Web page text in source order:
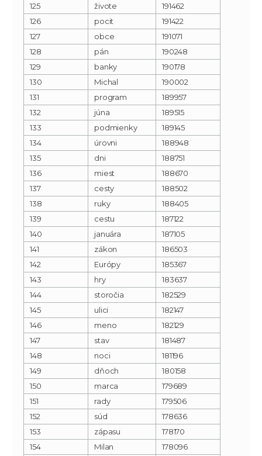
125
živote
191462
126
pocit
191422
127
obce
191071
128
pán
190248
129
banky
190178
130
Michal
190002
131
program
189957
132
júna
189515
133
podmienky
189145
134
úrovni
188948
135
dni
188751
136
miest
188670
137
cesty
188502
138
ruky
188405
139
cestu
187122
140
januára
187105
141
zákon
186503
142
Európy
185367
143
hry
183637
144
storočia
182529
145
ulici
182147
146
meno
182129
147
stav
181487
148
noci
181196
149
dňoch
180158
150
marca
179689
151
rady
179506
152
súd
178636
153
zápasu
178170
154
Milan
178096